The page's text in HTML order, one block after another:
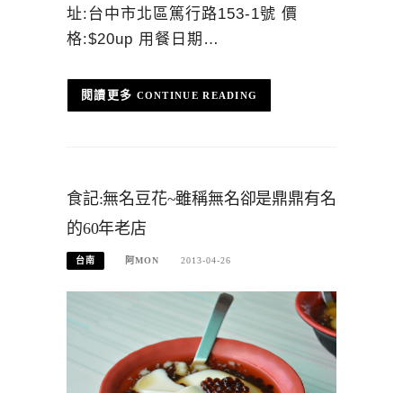
址:台中市北區篤行路153-1號 價
格:$20up 用餐日期…
CONTINUE READING
食記:無名豆花~雖稱無名卻是鼎鼎有名
的60年老店
台南 阿MON 2013-04-26